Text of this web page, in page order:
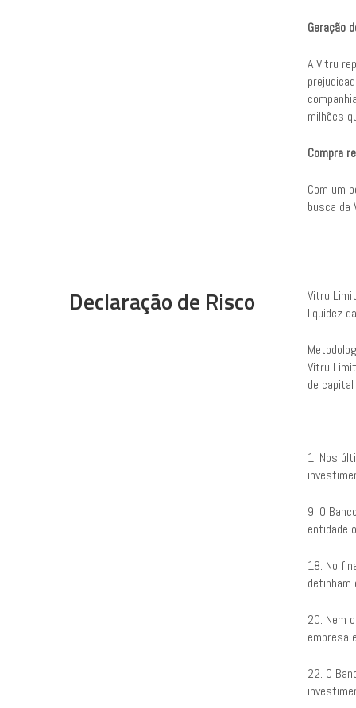
Geração
A Vitru
milhões
Compra
Com um
busca da
Declaração de Risco
Vitru
liquidez
Vitru
de
–
1. Nos
9. O
entidade
18. No
detinham
20. Nem
empresa
22. O